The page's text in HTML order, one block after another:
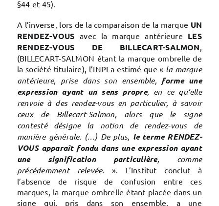
§44 et 45).
A l’inverse, lors de la comparaison de la marque UN
RENDEZ-VOUS avec la marque antérieure LES
RENDEZ-VOUS DE BILLECART-SALMON,
(BILLECART-SALMON étant la marque ombrelle de
la société titulaire), l’INPI a estimé que « la marque
antérieure, prise dans son ensemble, forme une
expression ayant un sens propre, en ce qu’elle
renvoie à des rendez-vous en particulier, à savoir
ceux de Billecart-Salmon, alors que le signe
contesté désigne la notion de rendez-vous de
manière générale. (…) De plus, le terme RENDEZ-
VOUS apparaît fondu dans une expression ayant
une signification particulière, comme
précédemment relevée.». L’Institut conclut à
l’absence de risque de confusion entre ces
marques, la marque ombrelle étant placée dans un
signe qui, pris dans son ensemble, a une